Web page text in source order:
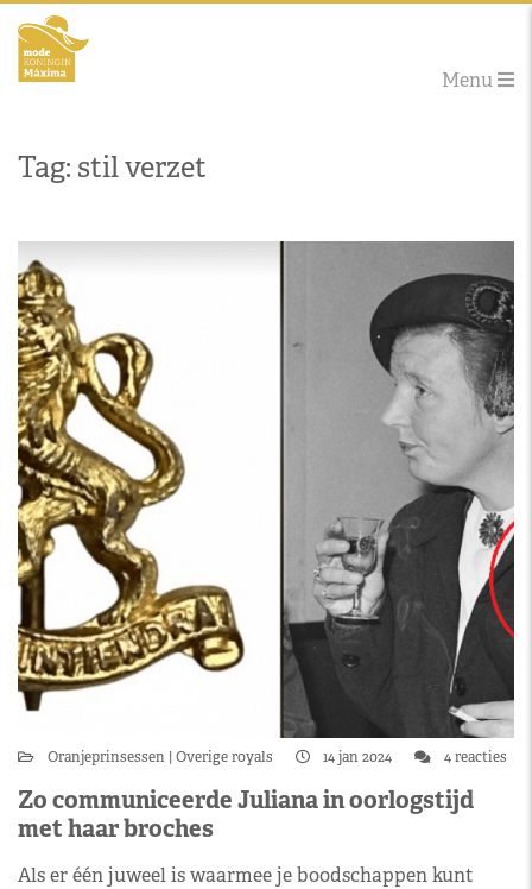
Menu
Tag: stil verzet
Oranjeprinsessen Overige royals 14 jan 2024 4 reacties
Zo communiceerde Juliana in oorlogstijd
met haar broches
Als er één juweel is waarmee je boodschappen kunt